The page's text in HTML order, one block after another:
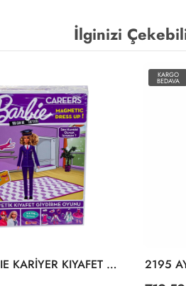
İlginizi
1918 BARBIE KARİYER KIYAFET GİYDİRME
KARGO
BEDAVA